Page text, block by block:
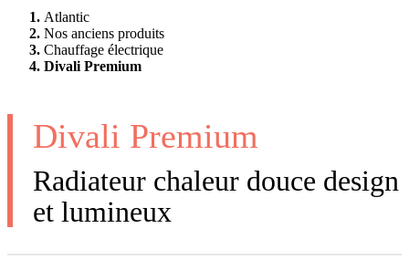
Atlantic
Nos anciens produits
Chauffage électrique
Divali Premium
Divali Premium
Radiateur chaleur douce design
et lumineux